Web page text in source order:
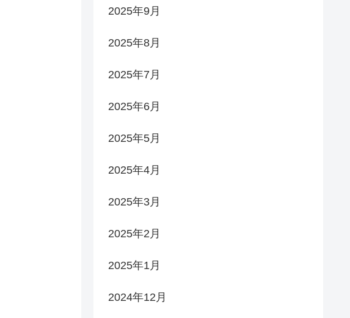
2025年9月
2025年8月
2025年7月
2025年6月
2025年5月
2025年4月
2025年3月
2025年2月
2025年1月
2024年12月